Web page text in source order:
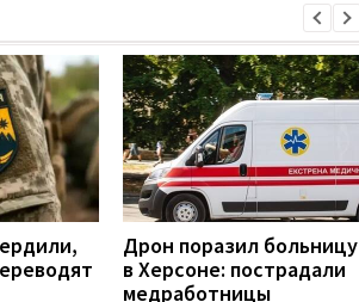
Дрон поразил больницу
в Херсоне: пострадали
медработницы